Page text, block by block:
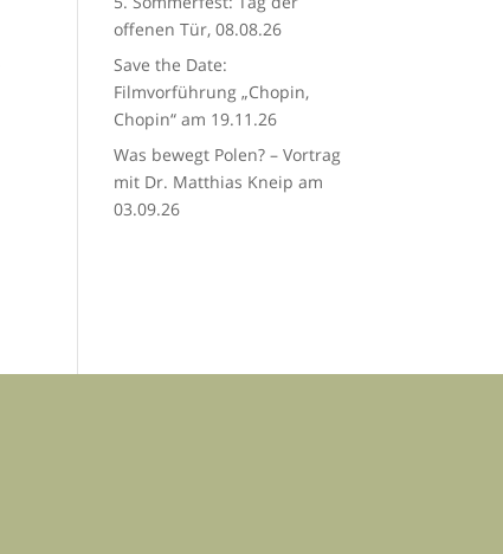
offenen Tür, 08.08.26
Save the Date:
Filmvorführung „Chopin,
Chopin“ am 19.11.26
Was bewegt Polen? – Vortrag
mit Dr. Matthias Kneip am
03.09.26